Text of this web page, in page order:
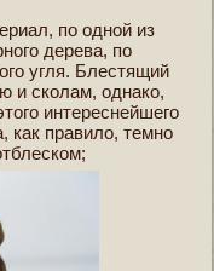
по одной из
дерева, по
угля. Блестящий
и сколам, однако,
интереснейшего
как правило, темно